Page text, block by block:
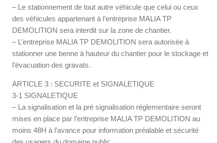
– Le stationnement de tout autre véhicule que celui ou ceux
des véhicules appartenant à l’entreprise MALIA TP
DEMOLITION sera interdit sur la zone de chantier.
– L’entreprise MALIA TP DEMOLITION sera autorisée à
stationner une benne à hauteur du chantier pour le stockage et
l’évacuation des gravats.
ARTICLE 3 : SECURITE et SIGNALETIQUE
3-1 SIGNALETIQUE
– La signalisation et la pré signalisation réglementaire seront
mises en place par l’entreprise MALIA TP DEMOLITION au
moins 48H à l’avance pour information préalable et sécurité